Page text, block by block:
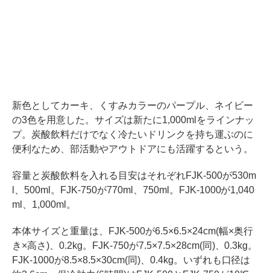
新色としてカーキ、くすみカラーのパープル、ネイビー
の3色を用意した。サイズは新たに1,000mlをラインナッ
プ。炭酸飲料だけでなく冷たいドリンクを持ち運ぶのに
便利なため、部活動やアウトドアにも活躍するという。
容量と炭酸飲料を入れる目安はそれぞれFJK-500が530m
l、500ml。FJK-750が770ml、750ml。FJK-1000が1,040
ml、1,000ml。
本体サイズと重量は、FJK-500が6.5×6.5×24cm(幅×奥行
き×高さ)、0.2kg。FJK-750が7.5×7.5×28cm(同)、0.3kg。
FJK-1000が8.5×8.5×30cm(同)、0.4kg。いずれも口径は